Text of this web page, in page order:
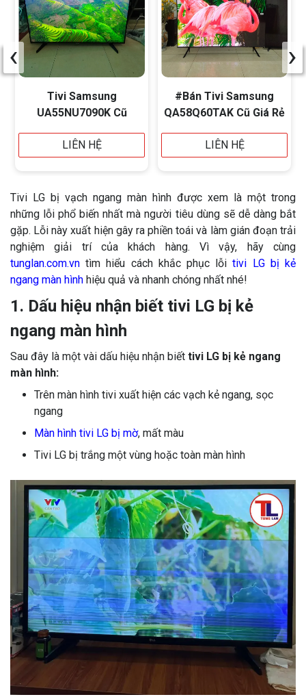
Tivi Samsung
UA55NU7090K Cũ
LIÊN HỆ
#Bán Tivi Samsung
QA58Q60TAK Cũ Giá Rẻ
LIÊN HỆ
‹ ›
Tivi LG bị vạch ngang màn hình được xem là một trong
những lỗi phổ biến nhất mà người tiêu dùng sẽ dễ dàng bắt
gặp. Lỗi này xuất hiện gây ra phiền toái và làm gián đoạn trải
nghiệm giải trí của khách hàng. Vì vậy, hãy cùng
tunglan.com.vn tìm hiểu cách khắc phục lỗitivi LG bị kẻ
ngang màn hình hiệu quả và nhanh chóng nhất nhé!
1. Dấu hiệu nhận biết tivi LG bị kẻ
ngang màn hình
Sau đây là một vài dấu hiệu nhận biết tivi LG bị kẻ ngang
màn hình:
Trên màn hình tivi xuất hiện các vạch kẻ ngang, sọc
ngang
Màn hình tivi LG bị mờ, mất màu
Tivi LG bị trắng một vùng hoặc toàn màn hình